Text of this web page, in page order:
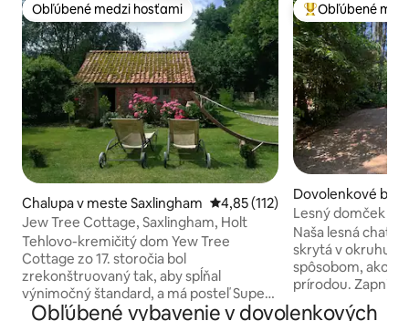
Obľúbené medzi hosťami
Obľúbené medzi hosťami
Chalupa v meste Saxlingham Priemerné ohodnotenie 4,85 z
4,85 (112)
Jew Tree Cottage, Saxlingham, Holt
Tehlovo-kremičitý dom Yew Tree
Cottage zo 17. storočia bol
zrekonštruovaný tak, aby spĺňal
výnimočný štandard, a má posteľ Super
King. Nachádza sa na pobreží
Najobľúbenejšie
Obľúbené
Dovolenkové
te Norfolk
Lesný domček –
Naša lesná chata
skrytá v okruhu
spôsobom, ako zažiť
prírodou. Zapnite
a preskúmajte
Obľúbené vybavenie v dovolenkových